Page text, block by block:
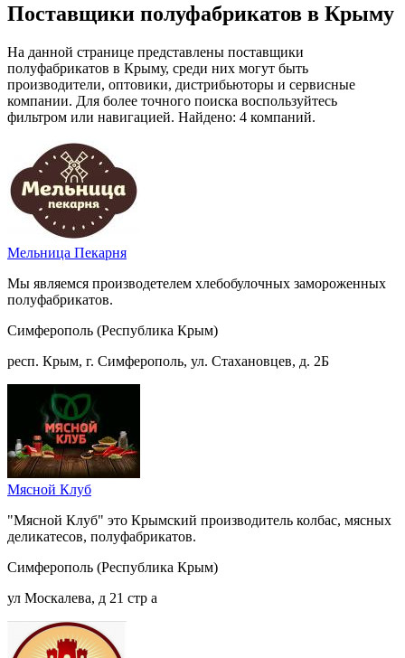
Поставщики полуфабрикатов в Крыму
На данной странице представлены поставщики
полуфабрикатов в Крыму, среди них могут быть
производители, оптовики, дистрибьюторы и сервисные
компании. Для более точного поиска воспользуйтесь
фильтром или навигацией. Найдено: 4 компаний.
Мельница Пекарня
Мы являемся производетелем хлебобулочных замороженных
полуфабрикатов.
Симферополь (Республика Крым)
респ. Крым, г. Симферополь, ул. Стахановцев, д. 2Б
Мясной Клуб
"Мясной Клуб" это Крымский производитель колбас, мясных
деликатесов, полуфабрикатов.
Симферополь (Республика Крым)
ул Москалева, д 21 стр а